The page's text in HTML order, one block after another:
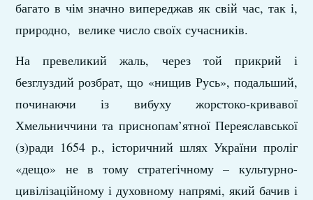
багато в чім значно випереджав як свій час, так і,
природно, велике число своїх сучасників.
На превеликий жаль, через той прикрий і
безглуздий розбрат, що «нищив Русь», подальший,
починаючи із вибуху жорстоко-кривавої
Хмельниччини та приснопам’ятної Переяславської
(з)ради 1654 р., історичний шлях України проліг
«дещо» не в тому стратегічному – культурно-
цивілізаційному і духовному напрямі, який бачив і